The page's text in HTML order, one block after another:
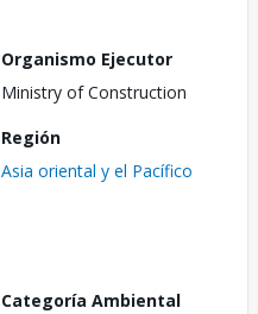
Organismo Ejecutor
Ministry of Construction
Región
Asia oriental y el Pacífico
Categoría Ambiental